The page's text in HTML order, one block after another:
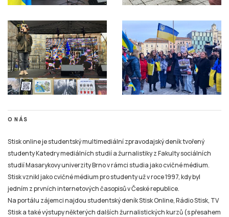
O NÁS
Stisk online je studentský multimediální zpravodajský deník tvořený
studenty Katedry mediálních studií a žurnalistiky z Fakulty sociálních
studií Masarykovy univerzity Brno v rámci studia jako cvičné médium.
Stisk vznikl jako cvičné médium pro studenty už v roce 1997, kdy byl
jedním z prvních internetových časopisů v České republice.
Na portálu zájemci najdou studentský deník Stisk Online, Rádio Stisk, TV
Stisk a také výstupy některých dalších žurnalistických kurzů (s přesahem